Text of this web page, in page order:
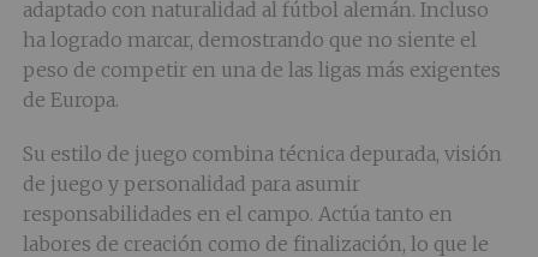
adaptado con naturalidad al fútbol alemán. Incluso
ha logrado marcar, demostrando que no siente el
peso de competir en una de las ligas más exigentes
de Europa.
Su estilo de juego combina técnica depurada, visión
de juego y personalidad para asumir
responsabilidades en el campo. Actúa tanto en
labores de creación como de finalización, lo que le